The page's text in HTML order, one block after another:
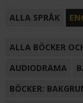
ALLA SPRÅK
ALLA BÖCKER
AUDIODRAMA
BÖCKER: